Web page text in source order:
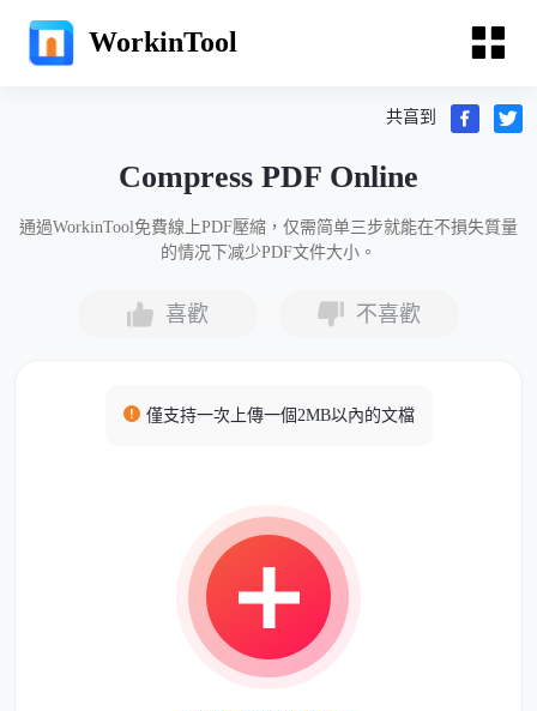
WorkinTool
共亯到
Compress PDF Online
通過WorkinTool免費線上PDF壓縮，仅需简单三步就能在不損失質量
的情况下减少PDF文件大小。
喜歡 不喜歡
僅支持一次上傳一個2MB以內的文檔